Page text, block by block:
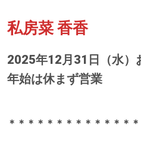
私房菜 香香
2025年12月31日（水）
年始は休まず営業
＊＊＊＊＊＊＊＊＊＊＊＊＊